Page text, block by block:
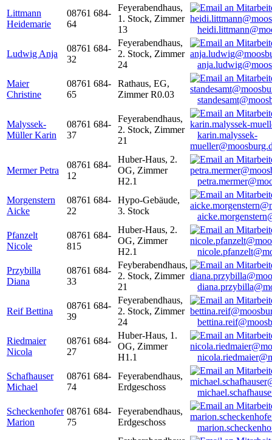
Littmann
Heidemarie
08761 684-
64
Feyerabendhaus,
1. Stock, Zimmer
13
Ludwig Anja
08761 684-
32
Feyerabendhaus,
2. Stock, Zimmer
24
Maier
Christine
08761 684-
65
Rathaus, EG,
Zimmer R0.03
Malyssek-
Müller Karin
08761 684-
37
Feyerabendhaus,
2. Stock, Zimmer
21
karin.malyssek-
Mermer Petra
08761 684-
12
Huber-Haus, 2.
OG, Zimmer
H2.1
Morgenstern
Aicke
08761 684-
22
Hypo-Gebäude,
3. Stock
Pfanzelt
Nicole
08761 684-
815
Huber-Haus, 2.
OG, Zimmer
H2.1
Przybilla
Diana
08761 684-
33
Feyberabendhaus,
2. Stock, Zimmer
21
Reif Bettina
08761 684-
39
Feyerabendhaus,
2. Stock, Zimmer
24
Riedmaier
Nicola
08761 684-
27
Huber-Haus, 1.
OG, Zimmer
H1.1
Schafhauser
Michael
08761 684-
74
Feyerabendhaus,
Erdgeschoss
Scheckenhofer
Marion
08761 684-
75
Feyerabendhaus,
Erdgeschoss